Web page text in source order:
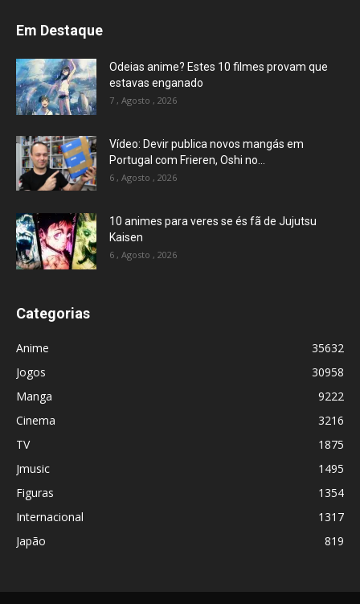
Em Destaque
Odeias anime? Estes 10 filmes provam que
estavas enganado
7 , Agosto , 2026
Vídeo: Devir publica novos mangás em
Portugal com Frieren, Oshi no...
6 , Agosto , 2026
10 animes para veres se és fã de Jujutsu
Kaisen
6 , Agosto , 2026
Categorias
Anime
35632
Jogos
30958
Manga
9222
Cinema
3216
TV
1875
Jmusic
1495
Figuras
1354
Internacional
1317
Japão
819